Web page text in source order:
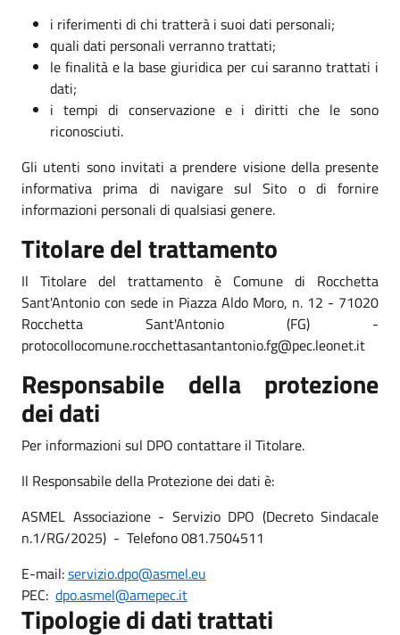
i riferimenti di chi tratterà i suoi dati personali;
quali dati personali verranno trattati;
le finalità e la base giuridica per cui saranno trattati i
dati;
i tempi di conservazione e i diritti che le sono
riconosciuti.
Gli utenti sono invitati a prendere visione della presente
informativa prima di navigare sul Sito o di fornire
informazioni personali di qualsiasi genere.
Titolare del trattamento
Il Titolare del trattamento è Comune di Rocchetta
Sant'Antonio con sede in Piazza Aldo Moro, n. 12 - 71020
Rocchetta Sant'Antonio (FG) -
protocollocomune.rocchettasantantonio.fg@pec.leonet.it
Responsabile della protezione
dei dati
Per informazioni sul DPO contattare il Titolare.
Il Responsabile della Protezione dei dati è:
ASMEL Associazione - Servizio DPO (Decreto Sindacale
n.1/RG/2025) - Telefono 081.7504511
E-mail:servizio.dpo@asmel.eu
PEC: dpo.asmel@amepec.it
Tipologie di dati trattati